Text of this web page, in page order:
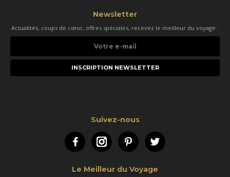
Newsletter
Actualités, coups de cœur, offres spéciales, recevez le meilleur du voyage :
e-
Suivez-nous
FacebookInstagramPinterestTwitter
Le Meilleur du Voyage